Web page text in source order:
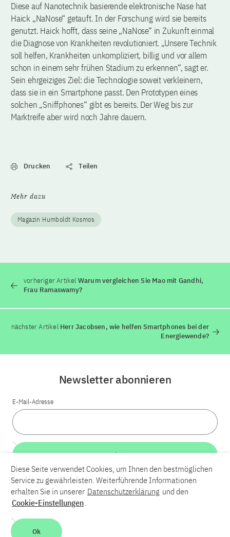
Diese auf Nanotechnik basierende elektronische Nase hat
Haick „NaNose“ getauft. In der Forschung wird sie bereits
genutzt. Haick hofft, dass seine „NaNose“ in Zukunft einmal
die Diagnose von Krankheiten revolutioniert. „Unsere Technik
soll helfen, Krankheiten unkompliziert, billig und vor allem
schon in einem sehr frühen Stadium zu erkennen“, sagt er.
Sein ehrgeiziges Ziel: die Technologie soweit verkleinern,
dass sie in ein Smartphone passt. Den Prototypen eines
solchen „Sniffphones“ gibt es bereits. Der Weg bis zur
Marktreife aber wird noch Jahre dauern.
Drucken Teilen
Mehr dazu
Magazin Humboldt Kosmos
vorheriger Artikel Warum vergleichen Sie Mao mit Gandhi,
Frau Ramaswamy?
nächster ArtikelHerr Jacobsen, wie helfen Smartphones bei der
Energiewende?
LinkedInBlueskyYouTube
Kontakt
Barrierefreiheit
Newsletter abonnieren
E-Mail-Adresse
Weiter
Diese Seite verwendet Cookies, um Ihnen den bestmöglichen
Service zu gewährleisten. Weiterführende Informationen
erhalten Sie in unserer Datenschutzerklärung und den
Cookie-Einstellungen.
Ok